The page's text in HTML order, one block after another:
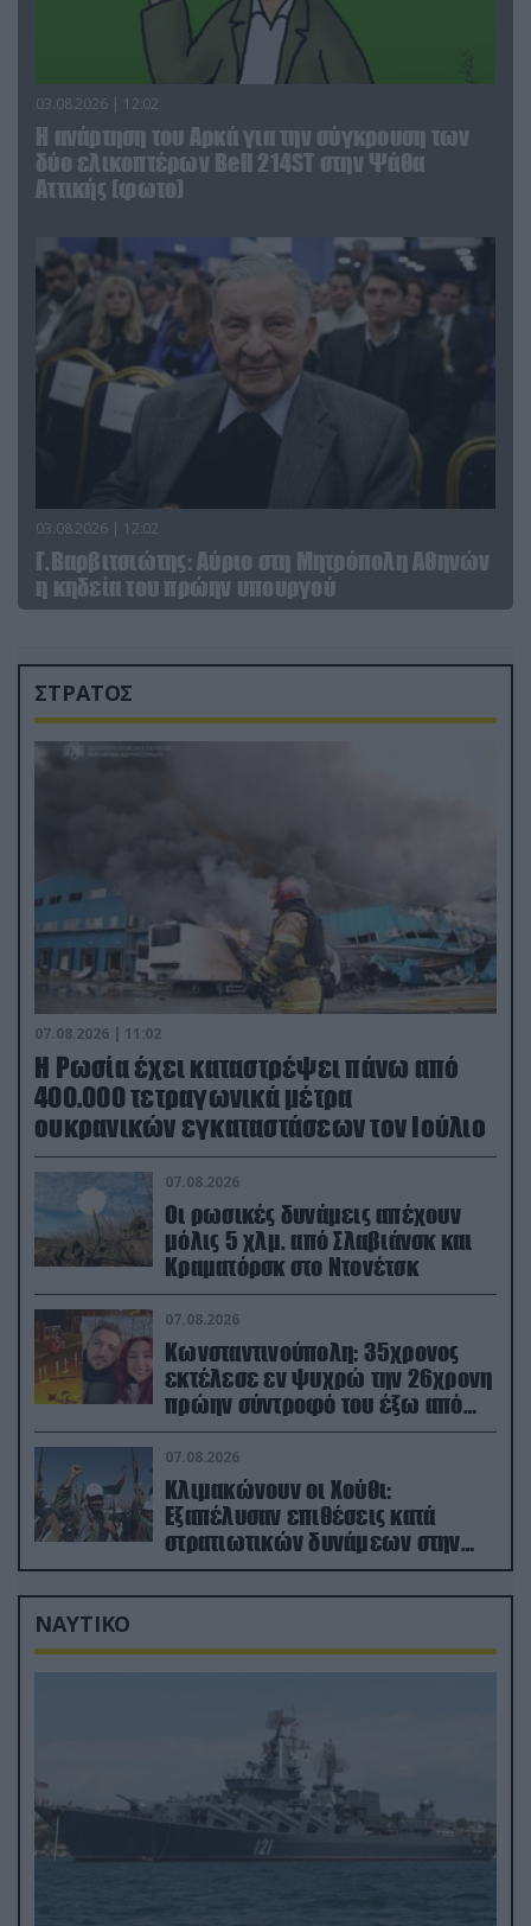
03.08.2026 | 12:02
Η ανάρτηση του Αρκά για την σύγκρουση των
δύο ελικοπτέρων Bell 214ST στην Ψάθα
Αττικής (φωτο)
03.08.2026 | 12:02
Γ.Βαρβιτσιώτης: Aύριο στη Μητρόπολη Αθηνών
η κηδεία του πρώην υπουργού
ΣΤΡΑΤΟΣ
07.08.2026 | 11:02
Η Ρωσία έχει καταστρέψει πάνω από
400.000 τετραγωνικά μέτρα
ουκρανικών εγκαταστάσεων τον Ιούλιο
07.08.2026
Οι ρωσικές δυνάμεις απέχουν
μόλις 5 χλμ. από Σλαβιάνσκ και
Κραματόρσκ στο Ντονέτσκ
07.08.2026
Κωνσταντινούπολη: 35χρονος
εκτέλεσε εν ψυχρώ την 26χρονη
πρώην σύντροφό του έξω από
φαρμακείο (βίντεο)
07.08.2026
Κλιμακώνουν οι Χούθι:
Eξαπέλυσαν επιθέσεις κατά
στρατιωτικών δυνάμεων στην
Υεμένη – Πλήγματα & στη
Σαουδική Αραβία!
ΝΑΥΤΙΚΟ